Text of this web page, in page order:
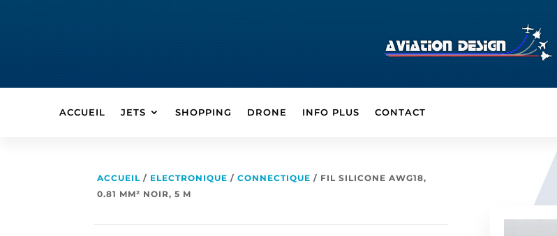
ACCUEIL JETS SHOPPING DRONE INFO PLUS CONTACT
ACCUEIL / ELECTRONIQUE /CONNECTIQUE / FIL SILICONE AWG18,
0.81 MM² NOIR, 5 M